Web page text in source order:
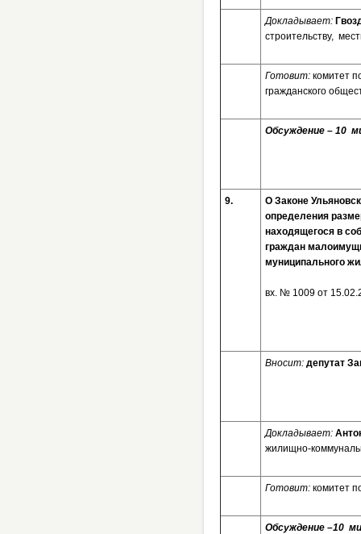
Докладывает:
строительству,
Готовит: комитет
гражданского
Обсуждение – 10
9.
О Законе
определения
находящегося в
граждан
муниципального
вх. №
Вносит: депутат
Докладывает:
жилищно-
Готовит: комитет
Обсуждение –10